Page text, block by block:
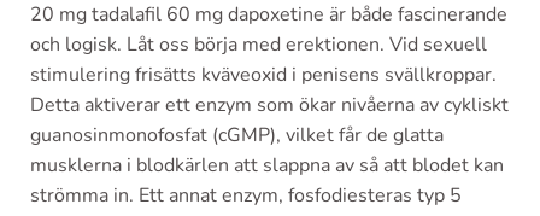
20 mg tadalafil 60 mg dapoxetine är både fascinerande
och logisk. Låt oss börja med erektionen. Vid sexuell
stimulering frisätts kväveoxid i penisens svällkroppar.
Detta aktiverar ett enzym som ökar nivåerna av cykliskt
guanosinmonofosfat (cGMP), vilket får de glatta
musklerna i blodkärlen att slappna av så att blodet kan
strömma in. Ett annat enzym, fosfodiesteras typ 5